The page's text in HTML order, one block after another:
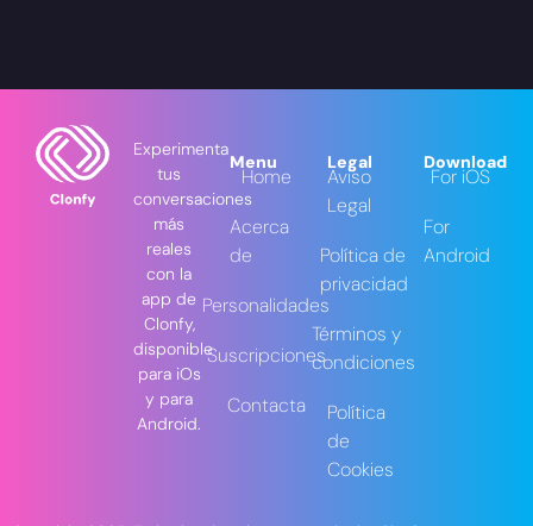
Experimenta
tus
conversaciones
más
reales
con la
app de
Clonfy,
disponible
para iOs
y para
Android.
Menu
Home
Acerca
de
Personalidades
Suscripciones
Contacta
Legal
Aviso
Legal
Política de
privacidad
Términos y
condiciones
Política
de
Cookies
Download
For iOS
For
Android